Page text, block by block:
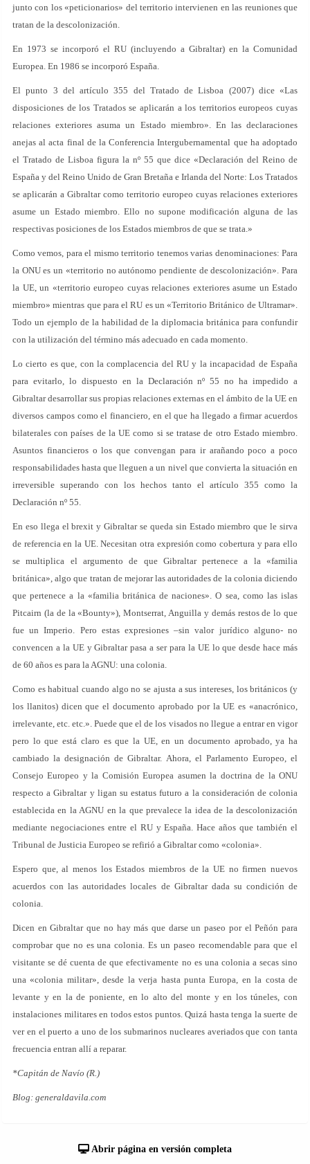
junto con los «peticionarios» del territorio intervienen en las reuniones que
tratan de la descolonización.
En 1973 se incorporó el RU (incluyendo a Gibraltar) en la Comunidad
Europea. En 1986 se incorporó España.
El punto 3 del artículo 355 del Tratado de Lisboa (2007) dice «Las
disposiciones de los Tratados se aplicarán a los territorios europeos cuyas
relaciones exteriores asuma un Estado miembro». En las declaraciones
anejas al acta final de la Conferencia Intergubernamental que ha adoptado
el Tratado de Lisboa figura la nº 55 que dice «Declaración del Reino de
España y del Reino Unido de Gran Bretaña e Irlanda del Norte: Los Tratados
se aplicarán a Gibraltar como territorio europeo cuyas relaciones exteriores
asume un Estado miembro. Ello no supone modificación alguna de las
respectivas posiciones de los Estados miembros de que se trata.»
Como vemos, para el mismo territorio tenemos varias denominaciones: Para
la ONU es un «territorio no autónomo pendiente de descolonización». Para
la UE, un «territorio europeo cuyas relaciones exteriores asume un Estado
miembro» mientras que para el RU es un «Territorio Británico de Ultramar».
Todo un ejemplo de la habilidad de la diplomacia británica para confundir
con la utilización del término más adecuado en cada momento.
Lo cierto es que, con la complacencia del RU y la incapacidad de España
para evitarlo, lo dispuesto en la Declaración nº 55 no ha impedido a
Gibraltar desarrollar sus propias relaciones externas en el ámbito de la UE en
diversos campos como el financiero, en el que ha llegado a firmar acuerdos
bilaterales con países de la UE como si se tratase de otro Estado miembro.
Asuntos financieros o los que convengan para ir arañando poco a poco
responsabilidades hasta que lleguen a un nivel que convierta la situación en
irreversible superando con los hechos tanto el artículo 355 como la
Declaración nº 55.
En eso llega el brexit y Gibraltar se queda sin Estado miembro que le sirva
de referencia en la UE. Necesitan otra expresión como cobertura y para ello
se multiplica el argumento de que Gibraltar pertenece a la «familia
británica», algo que tratan de mejorar las autoridades de la colonia diciendo
que pertenece a la «familia británica de naciones». O sea, como las islas
Pitcairn (la de la «Bounty»), Montserrat, Anguilla y demás restos de lo que
fue un Imperio. Pero estas expresiones –sin valor jurídico alguno- no
convencen a la UE y Gibraltar pasa a ser para la UE lo que desde hace más
de 60 años es para la AGNU: una colonia.
Como es habitual cuando algo no se ajusta a sus intereses, los británicos (y
los llanitos) dicen que el documento aprobado por la UE es «anacrónico,
irrelevante, etc. etc.». Puede que el de los visados no llegue a entrar en vigor
pero lo que está claro es que la UE, en un documento aprobado, ya ha
cambiado la designación de Gibraltar. Ahora, el Parlamento Europeo, el
Consejo Europeo y la Comisión Europea asumen la doctrina de la ONU
respecto a Gibraltar y ligan su estatus futuro a la consideración de colonia
establecida en la AGNU en la que prevalece la idea de la descolonización
mediante negociaciones entre el RU y España. Hace años que también el
Tribunal de Justicia Europeo se refirió a Gibraltar como «colonia».
Espero que, al menos los Estados miembros de la UE no firmen nuevos
acuerdos con las autoridades locales de Gibraltar dada su condición de
colonia.
Dicen en Gibraltar que no hay más que darse un paseo por el Peñón para
comprobar que no es una colonia. Es un paseo recomendable para que el
visitante se dé cuenta de que efectivamente no es una colonia a secas sino
una «colonia militar», desde la verja hasta punta Europa, en la costa de
levante y en la de poniente, en lo alto del monte y en los túneles, con
instalaciones militares en todos estos puntos. Quizá hasta tenga la suerte de
ver en el puerto a uno de los submarinos nucleares averiados que con tanta
frecuencia entran allí a reparar.
*Capitán de Navío (R.)
Blog: generaldavila.com
Abrir página en versión completa